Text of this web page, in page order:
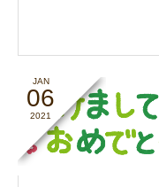
JAN
06
2021